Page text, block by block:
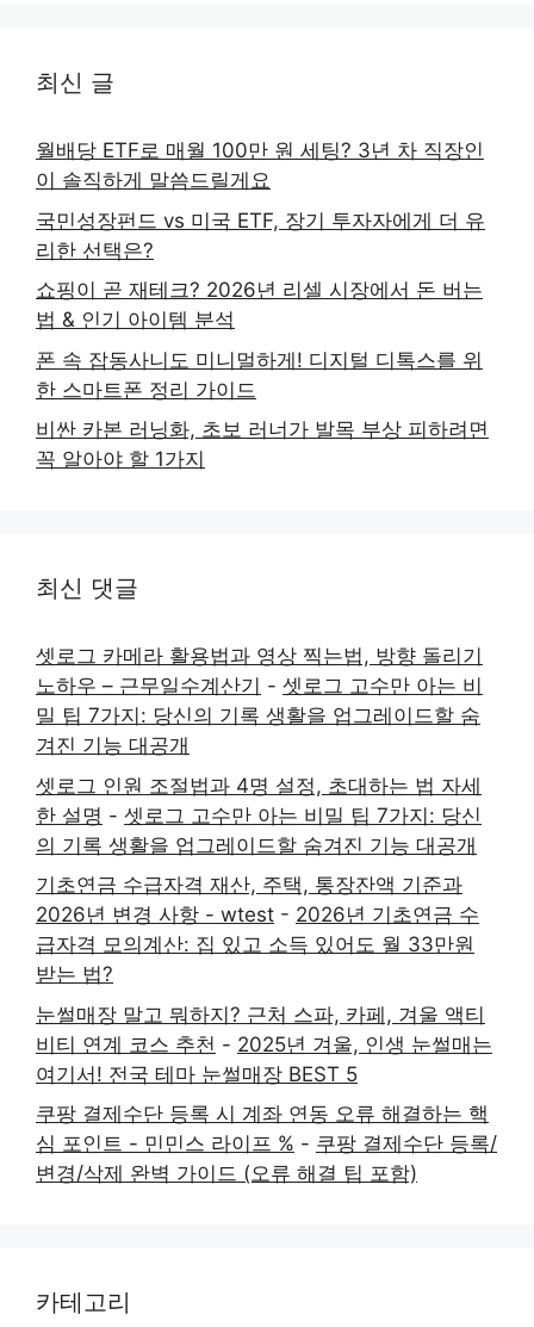
최신 글
월배당 ETF로 매월 100만 원 세팅? 3년 차 직장인
이 솔직하게 말씀드릴게요
국민성장펀드 vs 미국 ETF, 장기 투자자에게 더 유
리한 선택은?
쇼핑이 곧 재테크? 2026년 리셀 시장에서 돈 버는
법 & 인기 아이템 분석
폰 속 잡동사니도 미니멀하게! 디지털 디톡스를 위
한 스마트폰 정리 가이드
비싼 카본 러닝화, 초보 러너가 발목 부상 피하려면
꼭 알아야 할 1가지
최신 댓글
셋로그 카메라 활용법과 영상 찍는법, 방향 돌리기
노하우 – 근무일수계산기 - 셋로그 고수만 아는 비
밀 팁 7가지: 당신의 기록 생활을 업그레이드할 숨
겨진 기능 대공개
셋로그 인원 조절법과 4명 설정, 초대하는 법 자세
한 설명 - 셋로그 고수만 아는 비밀 팁 7가지: 당신
의 기록 생활을 업그레이드할 숨겨진 기능 대공개
기초연금 수급자격 재산, 주택, 통장잔액 기준과
2026년 변경 사항 - wtest - 2026년 기초연금 수
급자격 모의계산: 집 있고 소득 있어도 월 33만원
받는 법?
눈썰매장 말고 뭐하지? 근처 스파, 카페, 겨울 액티
비티 연계 코스 추천 - 2025년 겨울, 인생 눈썰매는
여기서! 전국 테마 눈썰매장 BEST 5
쿠팡 결제수단 등록 시 계좌 연동 오류 해결하는 핵
심 포인트 - 민민스 라이프 % - 쿠팡 결제수단 등록/
변경/삭제 완벽 가이드 (오류 해결 팁 포함)
카테고리